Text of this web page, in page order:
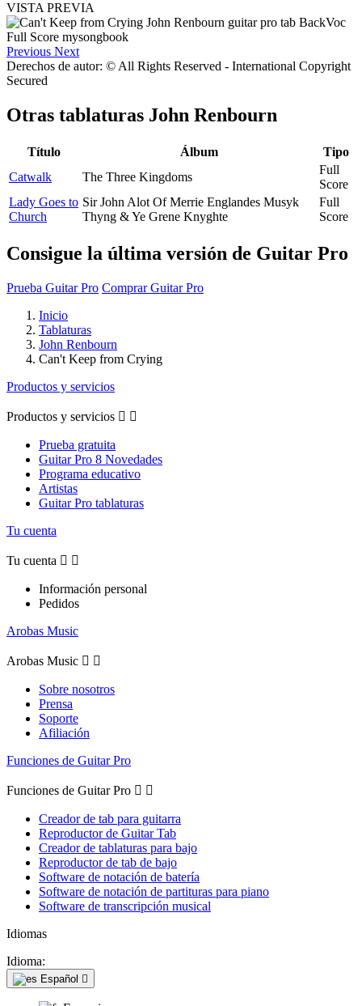
VISTA PREVIA
Previous Next
Derechos de autor: © All Rights Reserved - International Copyright
Secured
Otras tablaturas John Renbourn
Título Álbum
Tipo
Catwalk
The Three Kingdoms
Full
Score
Lady Goes to
Church
Sir John Alot Of Merrie Englandes Musyk
Thyng & Ye Grene Knyghte
Full
Score
Consigue la última versión de Guitar Pro
Prueba Guitar Pro Comprar Guitar Pro
Inicio
Tablaturas
John Renbourn
Can't Keep from Crying
Productos y servicios
Productos y servicios  
Prueba gratuita
Guitar Pro 8 Novedades
Programa educativo
Artistas
Guitar Pro tablaturas
Tu cuenta
Tu cuenta  
Información personal
Pedidos
Arobas Music
Arobas Music  
Sobre nosotros
Prensa
Soporte
Afiliación
Funciones de Guitar Pro
Funciones de Guitar Pro  
Creador de tab para guitarra
Reproductor de Guitar Tab
Creador de tablaturas para bajo
Reproductor de tab de bajo
Software de notación de batería
Software de notación de partituras para piano
Software de transcripción musical
Idiomas
Idioma:
Español 